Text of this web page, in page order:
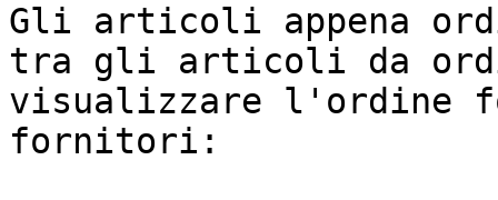
Gli articoli appena
tra gli articoli da
visualizzare l'ordine
fornitori: